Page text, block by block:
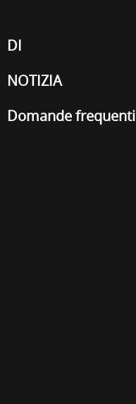
DI
NOTIZIA
Domande frequenti